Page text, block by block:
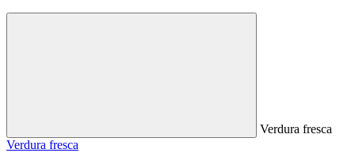
Verdura fresca
Verdura fresca